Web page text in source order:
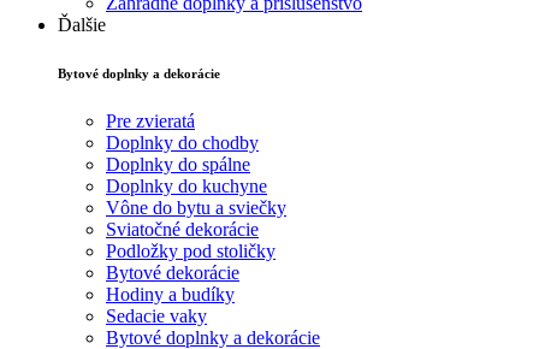
Ďalšie
Bytové doplnky a dekorácie
Pre zvieratá
Doplnky do chodby
Doplnky do spálne
Doplnky do kuchyne
Vône do bytu a sviečky
Sviatočné dekorácie
Podložky pod stoličky
Bytové dekorácie
Hodiny a budíky
Sedacie vaky
Bytové doplnky a dekorácie